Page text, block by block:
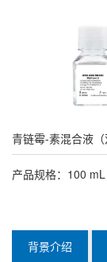
产品规格：100 mL
背景介绍